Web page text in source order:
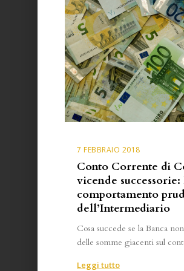
7 FEBBRAIO 2018
Conto Corrente di
vicende
comportamento
dell’Intermediario
Cosa succede se la Banca
delle somme giacenti sul
Leggi tutto: